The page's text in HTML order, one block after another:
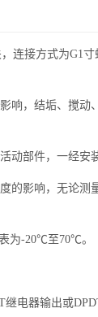
，连接方式为G1
响，结垢、搅动
动部件，一经安
的影响，无论
为-20℃至70℃。
电器输出或